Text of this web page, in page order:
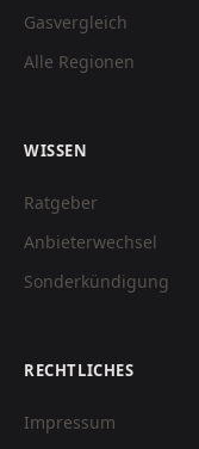
Gasvergleich
Alle Regionen
WISSEN
Ratgeber
Anbieterwechsel
Sonderkündigung
RECHTLICHES
Impressum